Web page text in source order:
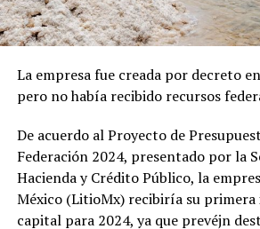
de ambos lados. Cada punto que no
esta semana reaparecerá en otra
Mantente actualizado con las
Energía y Ecología .
Una apuesta
petróleo al uranio
Durante el Foro de San Petersburgo
claro que su interés va más allá del
comercio tradicional. En
autoridades mexicanas, ofrecieron
estratégica en sectores clave como
energías renovables yenergía
La empresa fue creada por decreto
pero no había recibido recursos
De acuerdo al Proyecto de
Federación 2024, presentado por la
Hacienda y Crédito Público, la
México (LitioMx) recibiría su primera
capital para 2024, ya que prevéjn